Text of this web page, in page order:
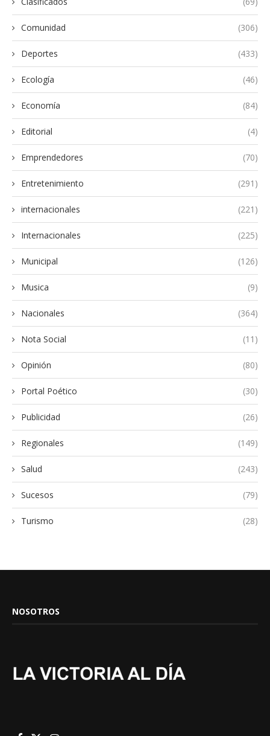
Comunidad (306)
Deportes (433)
Ecología (46)
Economía (84)
Editorial (4)
Emprendedores (70)
Entretenimiento (291)
internacionales (221)
Internacionales (225)
Municipal (126)
Musica (9)
Nacionales (364)
Nota Social (11)
Opinión (80)
Portal Poético (30)
Publicidad (26)
Regionales (149)
Salud (243)
Sucesos (79)
Turismo (28)
NOSOTROS